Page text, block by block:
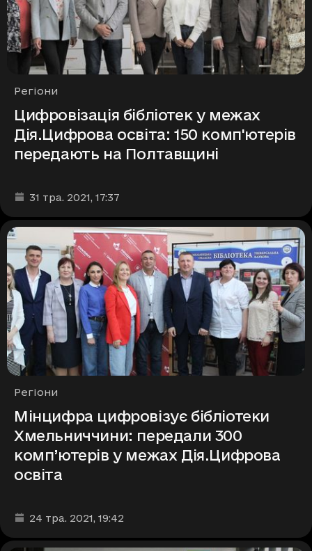
Рубрики
Регіони
Цифровізація бібліотек у межах
Дія.Цифрова освіта: 150 комп'ютерів
передають на Полтавщині
Дата та час публікації
31 тра. 2021, 17:37
Рубрики
Регіони
Мінцифра цифровізує бібліотеки
Хмельниччини: передали 300
комп’ютерів у межах Дія.Цифрова
освіта
Дата та час публікації
24 тра. 2021, 19:42